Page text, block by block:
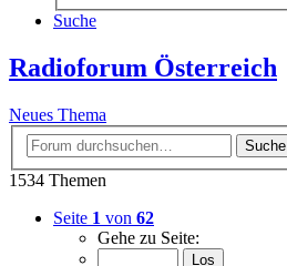
Suche
Radioforum Österreich
Neues Thema
Suche
1534 Themen
Seite 1 von 62
Gehe zu Seite: